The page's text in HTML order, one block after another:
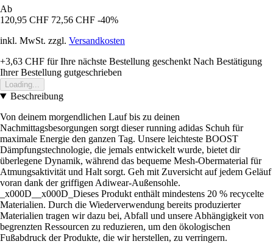
Ab
120,95 CHF 72,56 CHF -40%
inkl. MwSt. zzgl. Versandkosten
+3,63 CHF für Ihre nächste Bestellung geschenkt Nach Bestätigung
Ihrer Bestellung gutgeschrieben
Loading...
Beschreibung
Von deinem morgendlichen Lauf bis zu deinen
Nachmittagsbesorgungen sorgt dieser running adidas Schuh für
maximale Energie den ganzen Tag. Unsere leichteste BOOST
Dämpfungstechnologie, die jemals entwickelt wurde, bietet dir
überlegene Dynamik, während das bequeme Mesh-Obermaterial für
Atmungsaktivität und Halt sorgt. Geh mit Zuversicht auf jedem Geläuf
voran dank der griffigen Adiwear-Außensohle.
_x000D__x000D_Dieses Produkt enthält mindestens 20 % recycelte
Materialien. Durch die Wiederverwendung bereits produzierter
Materialien tragen wir dazu bei, Abfall und unsere Abhängigkeit von
begrenzten Ressourcen zu reduzieren, um den ökologischen
Fußabdruck der Produkte, die wir herstellen, zu verringern.